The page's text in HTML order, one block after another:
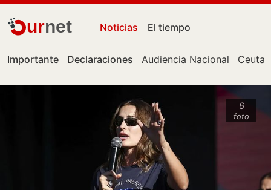
urnet Noticias El tiempo
Importante Declaraciones Audiencia Nacional Ceuta
6
foto